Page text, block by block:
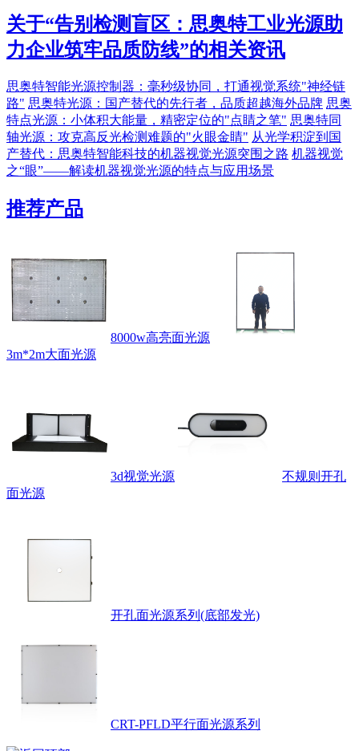
关于“告别检测盲区：思奥特工业光源助
力企业筑牢品质防线”的相关资讯
思奥特智能光源控制器：毫秒级协同，打通视觉系统"神经链
路" 思奥特光源：国产替代的先行者，品质超越海外品牌 思奥
特点光源：小体积大能量，精密定位的"点睛之笔" 思奥特同
轴光源：攻克高反光检测难题的"火眼金睛" 从光学积淀到国
产替代：思奥特智能科技的机器视觉光源突围之路 机器视觉
之“眼”——解读机器视觉光源的特点与应用场景
推荐产品
8000w高亮面光源
3m*2m大面光源
3d视觉光源
不规则开孔
面光源
开孔面光源系列(底部发光)
CRT-PFLD平行面光源系列